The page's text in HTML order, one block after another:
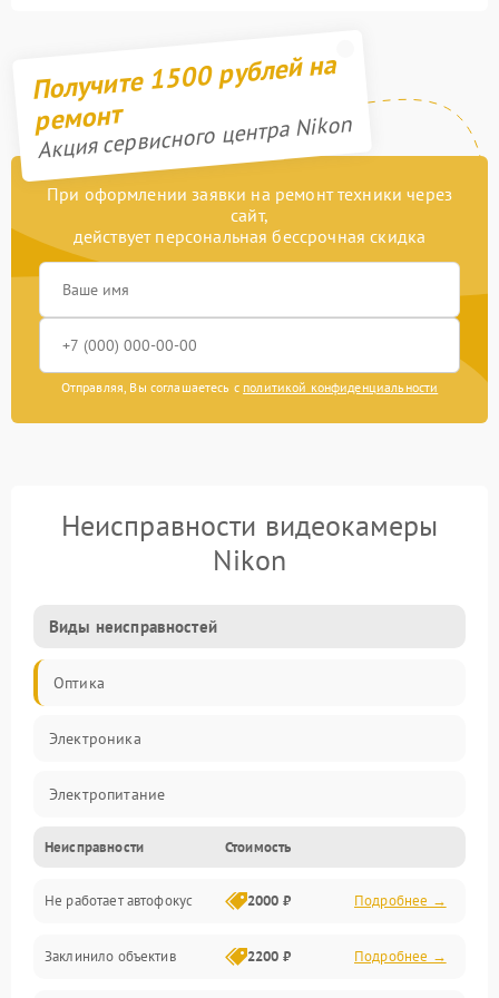
Получите 1500 рублей на
ремонт
Акция сервисного центра Nikon
При оформлении заявки на ремонт техники через
сайт,
действует персональная бессрочная скидка
Отправляя, Вы соглашаетесь с политикой конфиденциальности
Неисправности видеокамеры
Nikon
Виды неисправностей
Оптика
Электроника
Электропитание
Видео
Хранение данных
Программное обеспечение
Неисправности Стоимость
Не работает автофокус 2000 ₽ Подробнее →
Заклинило объектив 2200 ₽ Подробнее →